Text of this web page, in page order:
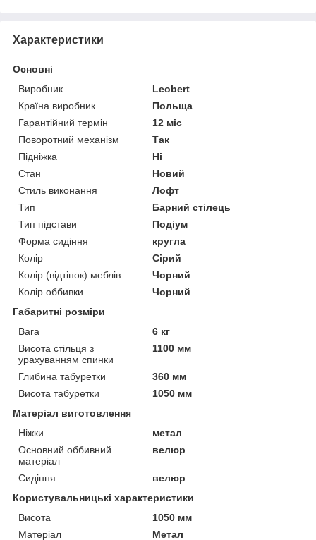
Характеристики
Основні
Виробник
Leobert
Країна виробник
Польща
Гарантійний термін
12 міс
Поворотний механізм
Так
Підніжка
Ні
Стан
Новий
Стиль виконання
Лофт
Тип
Барний стілець
Тип підстави
Подіум
Форма сидіння
кругла
Колір
Сірий
Колір (відтінок) меблів
Чорний
Колір оббивки
Чорний
Габаритні розміри
Вага
6 кг
Висота стільця з
урахуванням спинки
1100 мм
Глибина табуретки
360 мм
Висота табуретки
1050 мм
Матеріал виготовлення
Ніжки
метал
Основний оббивний
матеріал
велюр
Сидіння
велюр
Користувальницькі характеристики
Висота
1050 мм
Матеріал
Метал